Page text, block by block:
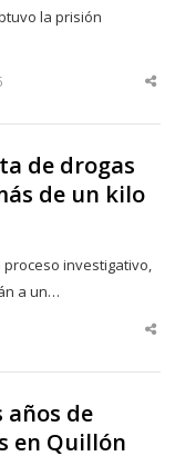
la prisión
de drogas
de un kilo
investigativo,
a un…
años de
en Quillón